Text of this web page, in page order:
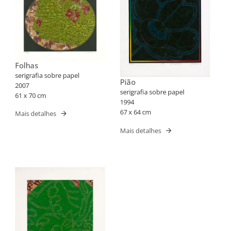
Folhas
serigrafia sobre papel
2007
61 x 70 cm
Mais detalhes
Pião
serigrafia sobre papel
1994
67 x 64 cm
Mais detalhes